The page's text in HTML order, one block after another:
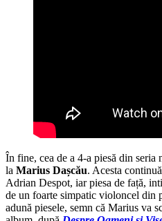
În fine, cea de a 4-a piesă din seria
la Marius Dașcău. Acesta
Adrian Despot, iar piesa de față,
de un foarte simpatic violoncel din
adună piesele, semn că Marius va